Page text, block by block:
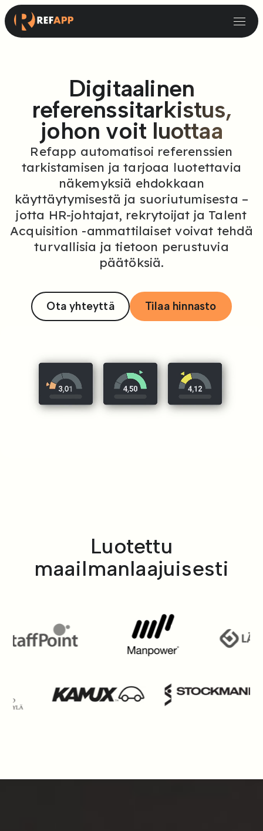
Digitaalinen
referenssitarkistus,
johon voit luottaa
Refapp automatisoi referenssien
tarkistamisen ja tarjoaa luotettavia
näkemyksiä ehdokkaan
käyttäytymisestä ja suoriutumisesta –
jotta HR-johtajat, rekrytoijat ja Talent
Acquisition -ammattilaiset voivat tehdä
turvallisia ja tietoon perustuvia
päätöksiä.
Ota yhteyttä Tilaa hinnasto
Luotettu
maailmanlaajuisesti